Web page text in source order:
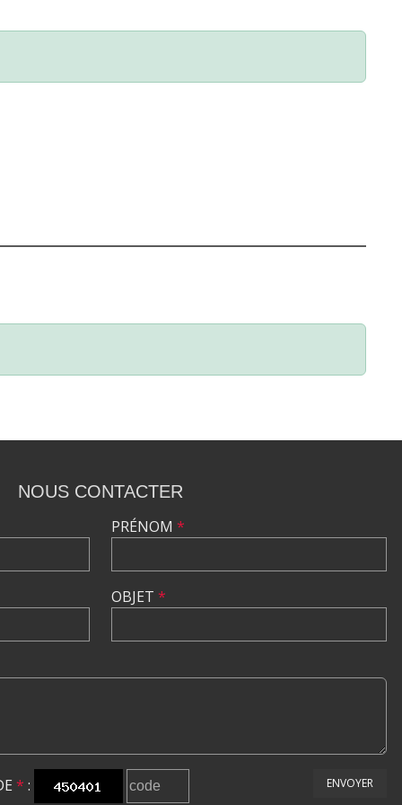
NOUS CONTACTER
PRÉNOM *
OBJET *
* : ENVOYER